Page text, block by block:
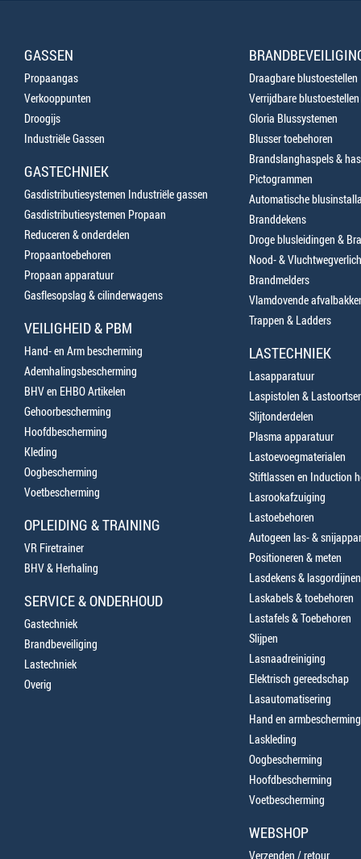
GASSEN
Propaangas
Verkooppunten
Droogijs
Industriële Gassen
GASTECHNIEK
Gasdistributiesystemen Industriële gassen
Gasdistributiesystemen Propaan
Reduceren & onderdelen
Propaantoebehoren
Propaan apparatuur
Gasflesopslag & cilinderwagens
VEILIGHEID & PBM
Hand- en Arm bescherming
Ademhalingsbescherming
BHV en EHBO Artikelen
Gehoorbescherming
Hoofdbescherming
Kleding
Oogbescherming
Voetbescherming
OPLEIDING & TRAINING
VR Firetrainer
BHV & Herhaling
SERVICE & ONDERHOUD
Gastechniek
Brandbeveiliging
Lastechniek
Overig
Draagbare blustoestellen
Verrijdbare blustoestellen
Gloria Blussystemen
Blusser toebehoren
Brandslanghaspels &
Pictogrammen
Automatische
Branddekens
Droge blusleidingen &
Nood- &
Brandmelders
Vlamdovende
Trappen & Ladders
LASTECHNIEK
Lasapparatuur
Laspistolen &
Slijtonderdelen
Plasma apparatuur
Lastoevoegmaterialen
Stiftlassen en Induction
Lasrookafzuiging
Lastoebehoren
Autogeen las- &
Positioneren & meten
Lasdekens & lasgordijnen
Laskabels & toebehoren
Lastafels & Toebehoren
Slijpen
Lasnaadreiniging
Elektrisch gereedschap
Lasautomatisering
Hand en armbescherming
Laskleding
Oogbescherming
Hoofdbescherming
Voetbescherming
WEBSHOP
Verzenden / retour